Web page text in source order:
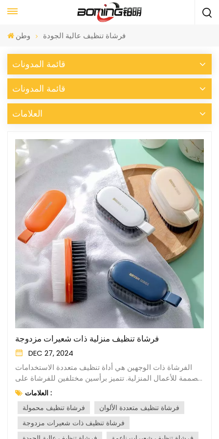
وطن فرشاة تنظيف عالية الجودة
قائمة المدونات
قائمة المدونات
العلامات
فرشاة تنظيف منزلية ذات شعيرات مزدوجة
DEC 27, 2024
الفرشاة ذات الوجهين هي أداة تنظيف متعددة الاستخدامات
مصممة للأعمال المنزلية. تتميز برأسين مختلفين للفرشاة على
الجانبين المتقابلين، مما يجعلها ملائمة لمهام التنظيف المختلفة.
عادةً ما يحتوي أحد جانبي الفرشاة على شعيرات ناعمة،
مناسبة للأسطح الحساسة مثل الزجاج أو السيراميك أو الفولاذ
المقاوم للصدأ. فهو يزيل الغبار والأوساخ والأوساخ بشكل فعال
دون خدش أو إتلاف الأسطح.وعلى الجانب الآخر، يوجد رأس
العلامات :
فرشاة تنظيف محمولة
فرشاة تنظيف متعددة الألوان
فرشاة تنظيف ذات شعيرات مزدوجة